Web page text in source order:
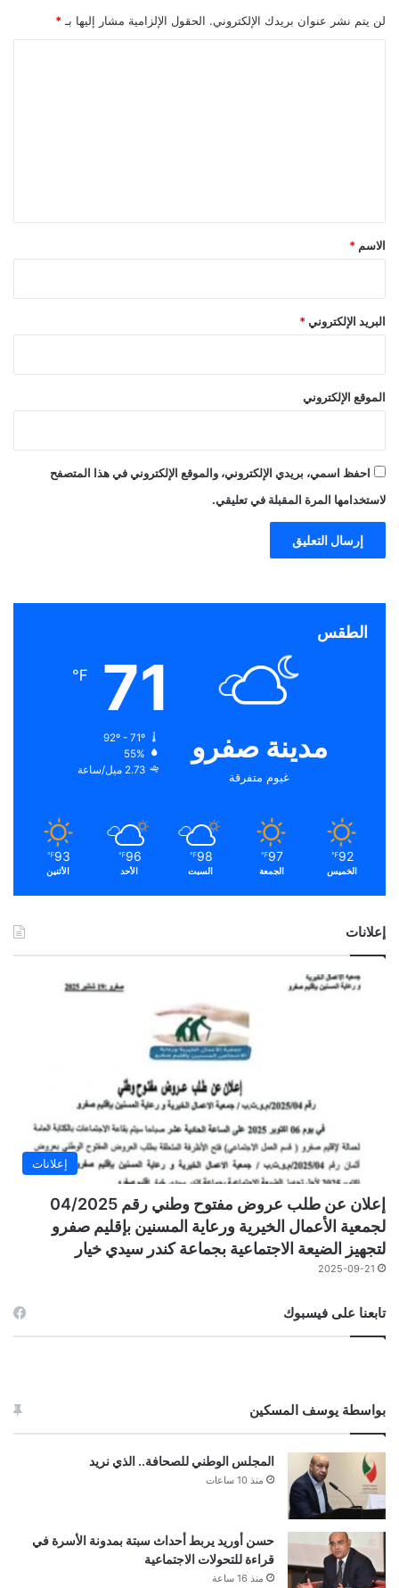
لن يتم نشر عنوان بريدك الإلكتروني. الحقول الإلزامية مشار إليها بـ *
*
الاسم *
البريد الإلكتروني *
الموقع الإلكتروني
احفظ اسمي، بريدي الإلكتروني، والموقع الإلكتروني في هذا المتصفح
لاستخدامها المرة المقبلة في تعليقي.
الطقس
مدينة صفرو
غيوم متفرقة
71
℉
92º - 71º
55%
2.73 ميل/ساعة
92
℉
الخميس
97
℉
الجمعة
98
℉
السبت
96
℉
الأحد
93
℉
الأثنين
إعلانات
إعلانات
إعلان عن طلب عروض مفتوح وطني رقم 04/2025
لجمعية الأعمال الخيرية ورعاية المسنين بإقليم صفرو
لتجهيز الضيعة الاجتماعية بجماعة كندر سيدي خيار
2025-09-21
تابعنا على فيسبوك
بواسطة يوسف المسكين
المجلس الوطني للصحافة.. الذي نريد
منذ 10 ساعات
حسن أوريد يربط أحداث سبتة بمدونة الأسرة في
قراءة للتحولات الاجتماعية
منذ 16 ساعة